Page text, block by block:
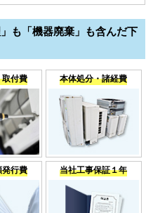
も「機器廃棄」も含んだ下
取付費 本体処分・諸経費
発行費 当社工事保証１年